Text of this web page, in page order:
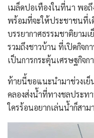
เมล็ดปอเทืองในที่นา พอ
พร้อมที่จะให้ประชาชนที่เ
บรรยากาศธรรมชาติยาม
รวมถึงชาวบ้าน ที่เปิดกิจก
เป็นการกระตุ้นเศรษฐกิจก
ท้ายนี้ขอแนะนำมาช่วงเย็
คลองส่งน้ำที่ทางชลประท
ใครร้อนอยากเล่นน้ำก็สาม